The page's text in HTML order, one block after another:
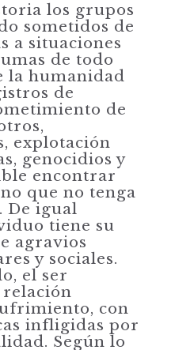
los grupos
sometidos de
a situaciones
de todo
la humanidad
de
de
explotación
geno­cidios y
encontrar
que no tenga
De igual
tiene su
agravios
y sociales.
el ser
con
infli­gidas por
Según lo